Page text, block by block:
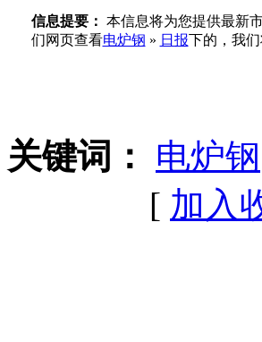
信息提要： 本信息将为您提供最新
们网页查看电炉钢 » 日报下的，我
关键词： 电炉钢
[ 加入